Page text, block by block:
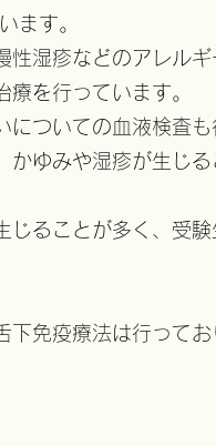
ます。
湿疹などのアレルギ
を行っています。
ついての血液検査も
かゆみや湿疹が生じ
じることが多く、受
免疫療法は行ってお